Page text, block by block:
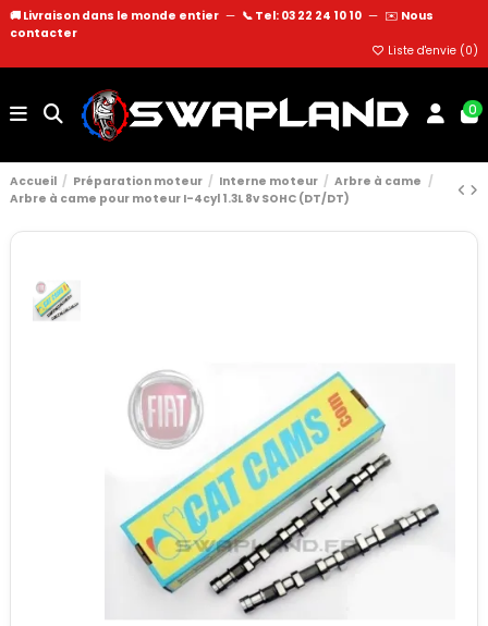
🚚 Livraison dans le monde entier — 📞 Tel: 03 22 24 10 10 — ✉️ Nous
contacter
Liste d'envie (0)
0
Accueil Préparation moteur Interne moteur
Arbre à came
Arbre à came pour moteur I-4cyl 1.3L 8v SOHC (DT/DT)